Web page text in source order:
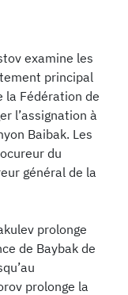
examine les
principal
la Fédération de
l’assignation à
Baibak. Les
du
général de la
prolonge
de Baybak de
prolonge la